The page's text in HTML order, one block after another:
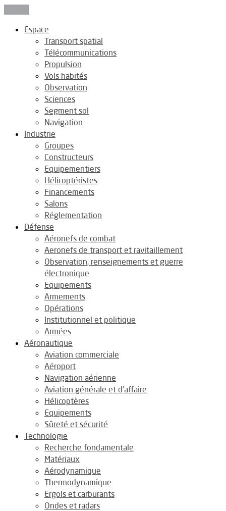
Espace
Transport spatial
Télécommunications
Propulsion
Vols habités
Observation
Sciences
Segment sol
Navigation
Industrie
Groupes
Constructeurs
Equipementiers
Hélicoptéristes
Financements
Salons
Réglementation
Défense
Aéronefs de combat
Aeronefs de transport et ravitaillement
Observation, renseignements et guerre
électronique
Equipements
Armements
Opérations
Institutionnel et politique
Armées
Aéronautique
Aviation commerciale
Aéroport
Navigation aérienne
Aviation générale et d’affaire
Hélicoptères
Equipements
Sûreté et sécurité
Technologie
Recherche fondamentale
Matériaux
Aérodynamique
Thermodynamique
Ergols et carburants
Ondes et radars